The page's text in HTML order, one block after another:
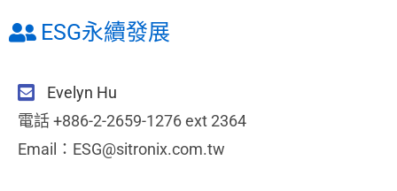
ESG永續發展
Evelyn Hu
電話 +886-2-2659-1276 ext 2364
Email：ESG@sitronix.com.tw